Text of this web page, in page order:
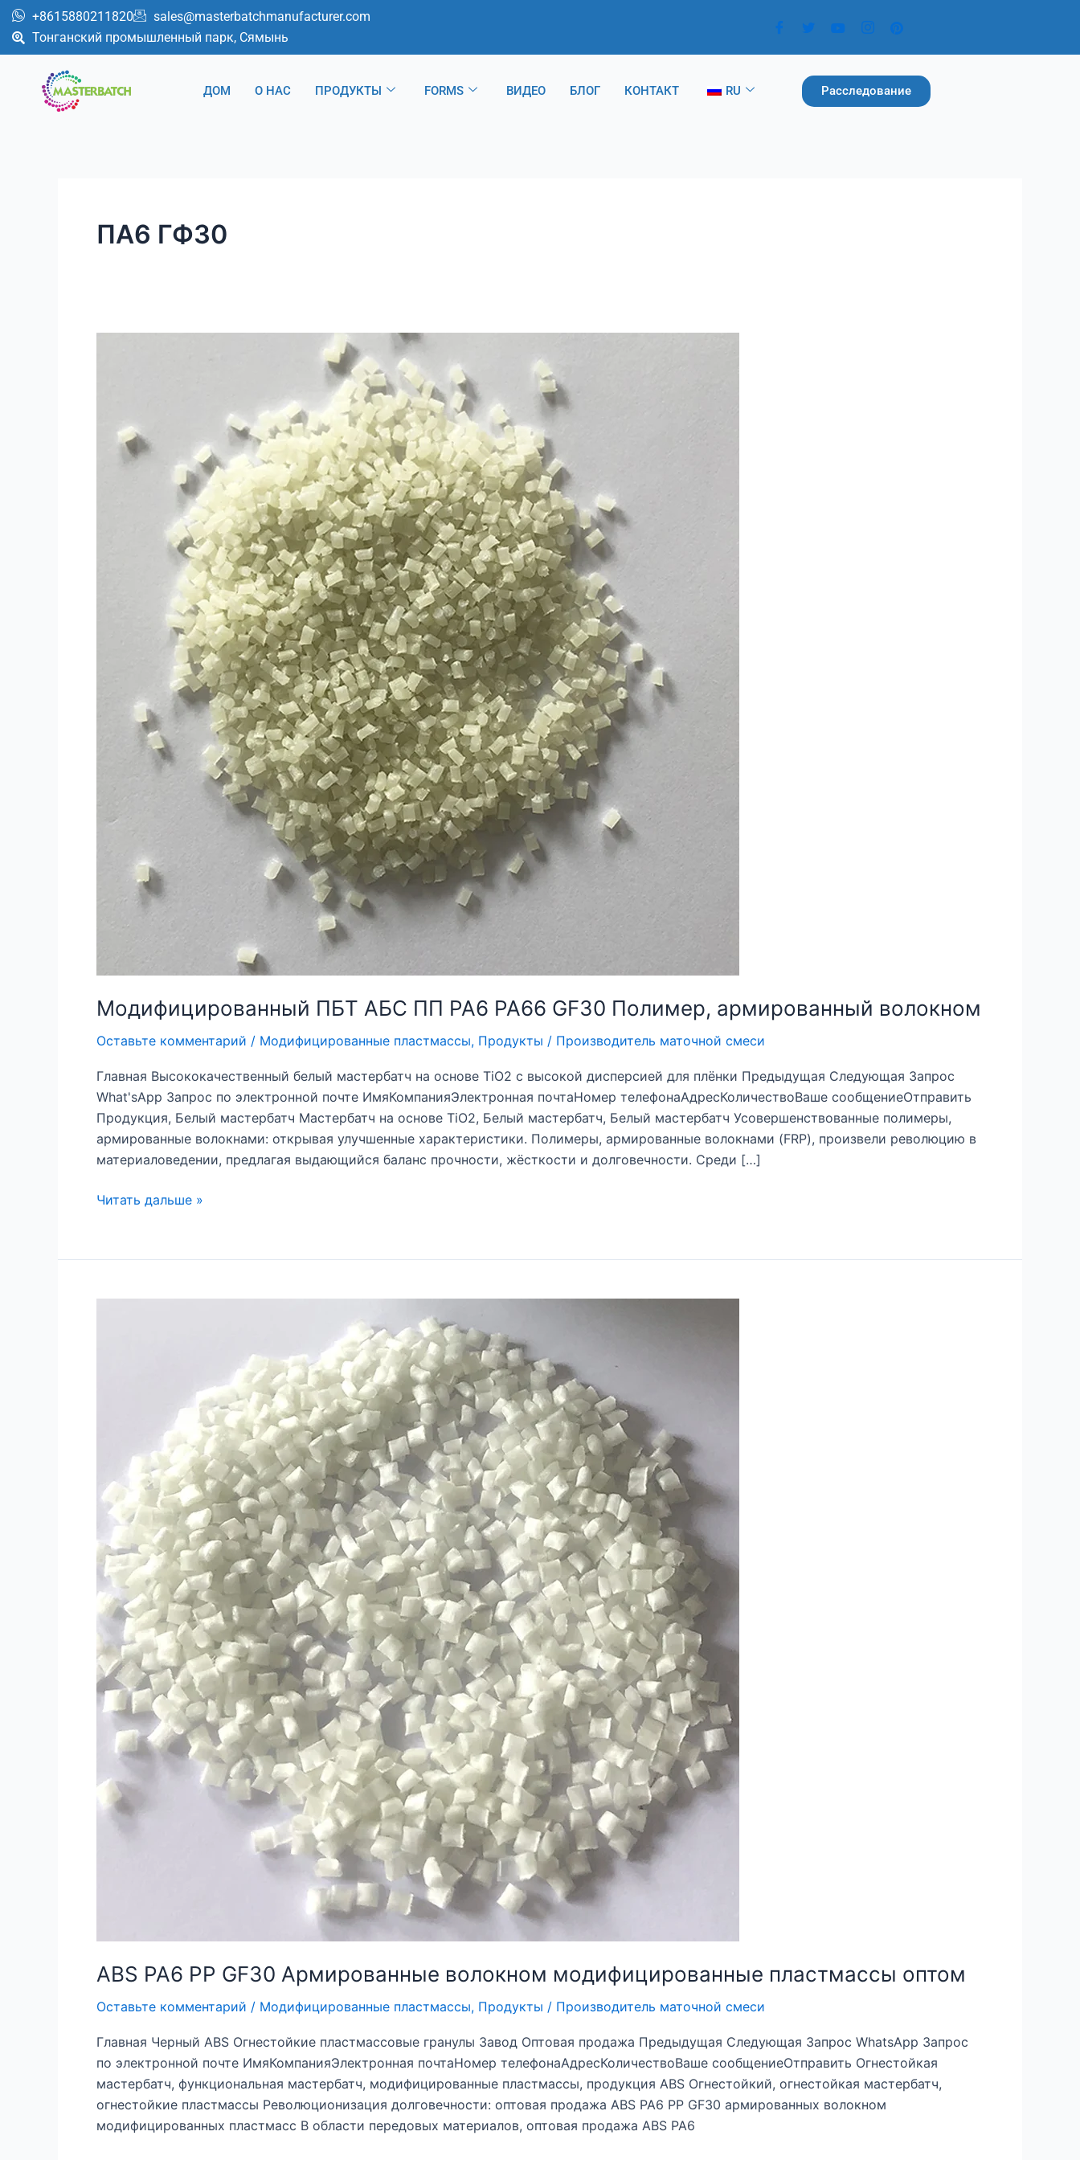
Перейти
содержимому
+8615880211820
sales@masterbatchmanufacturer.com
Тонганский промышленный парк, Сямынь
ДОМ О НАС ПРОДУКТЫ FORMS ВИДЕО БЛОГ КОНТАКТ RU Расследование
ПА6 ГФ30
Модифицированный ПБТ АБС ПП PA6 PA66 GF30 Полимер, армированный волокном
Оставьте комментарий / Модифицированные пластмассы, Продукты / Производитель маточной смеси
Главная Высококачественный белый мастербатч на основе TiO2 с высокой дисперсией для плёнки Предыдущая Следующая Запрос
What'sApp Запрос по электронной почте ИмяКомпанияЭлектронная почтаНомер телефонаАдресКоличествоВаше сообщениеОтправить
Продукция, Белый мастербатч Мастербатч на основе TiO2, Белый мастербатч, Белый мастербатч Усовершенствованные полимеры,
армированные волокнами: открывая улучшенные характеристики. Полимеры, армированные волокнами (FRP), произвели революцию в
материаловедении, предлагая выдающийся баланс прочности, жёсткости и долговечности. Среди […]
PA66
GF30
армированный
Читать дальше »
ABS PA6 PP GF30 Армированные волокном модифицированные пластмассы оптом
Оставьте комментарий / Модифицированные пластмассы, Продукты / Производитель маточной смеси
Главная Черный ABS Огнестойкие пластмассовые гранулы Завод Оптовая продажа Предыдущая Следующая Запрос WhatsApp Запрос
по электронной почте ИмяКомпанияЭлектронная почтаНомер телефонаАдресКоличествоВаше сообщениеОтправить Огнестойкая
мастербатч, функциональная мастербатч, модифицированные пластмассы, продукция ABS Огнестойкий, огнестойкая мастербатч,
огнестойкие пластмассы Революционизация долговечности: оптовая продажа ABS PA6 PP GF30 армированных волокном
модифицированных пластмасс В области передовых материалов, оптовая продажа ABS PA6
модифицированные
пластмассы